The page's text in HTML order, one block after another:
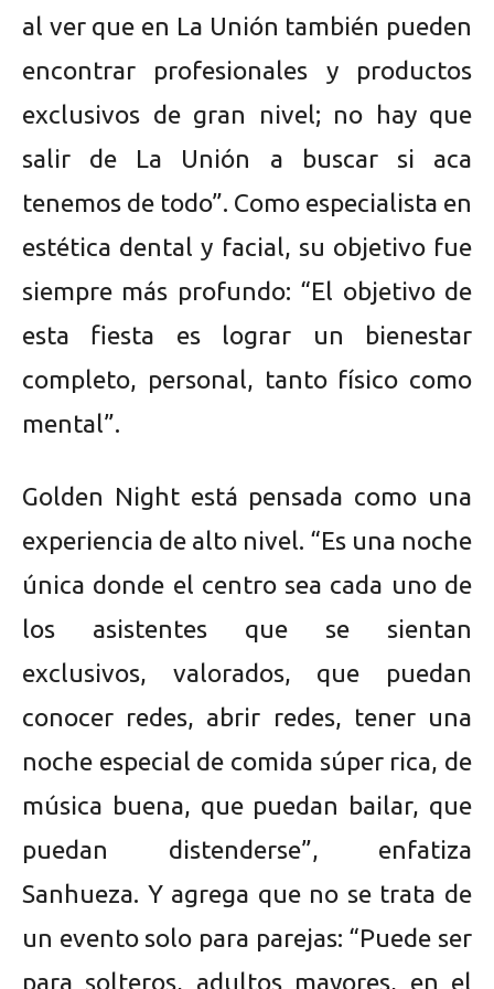
al ver que en La Unión también pueden
encontrar profesionales y productos
exclusivos de gran nivel; no hay que
salir de La Unión a buscar si aca
tenemos de todo”. Como especialista en
estética dental y facial, su objetivo fue
siempre más profundo: “El objetivo de
esta fiesta es lograr un bienestar
completo, personal, tanto físico como
mental”.
Golden Night está pensada como una
experiencia de alto nivel. “Es una noche
única donde el centro sea cada uno de
los asistentes que se sientan
exclusivos, valorados, que puedan
conocer redes, abrir redes, tener una
noche especial de comida súper rica, de
música buena, que puedan bailar, que
puedan distenderse”, enfatiza
Sanhueza. Y agrega que no se trata de
un evento solo para parejas: “Puede ser
para solteros, adultos mayores, en el